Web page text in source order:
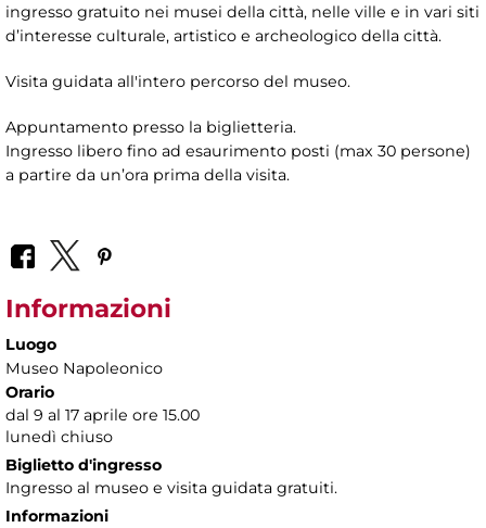
ingresso gratuito nei musei della città, nelle ville e in vari siti
d’interesse culturale, artistico e archeologico della città.
Visita guidata all'intero percorso del museo.
Appuntamento presso la biglietteria.
Ingresso libero fino ad esaurimento posti (max 30 persone)
a partire da un’ora prima della visita.
Informazioni
Luogo
Museo Napoleonico
Orario
dal 9 al 17 aprile ore 15.00
lunedì chiuso
Biglietto d'ingresso
Ingresso al museo e visita guidata gratuiti.
Informazioni